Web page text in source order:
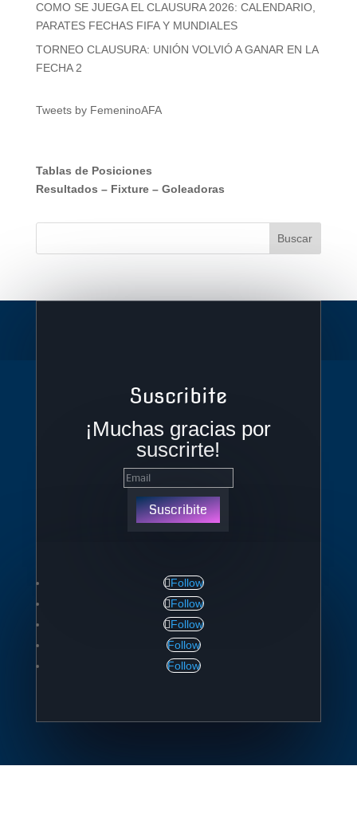
COMO SE JUEGA EL CLAUSURA 2026: CALENDARIO,
PARATES FECHAS FIFA Y MUNDIALES
TORNEO CLAUSURA: UNIÓN VOLVIÓ A GANAR EN LA
FECHA 2
Tweets by FemeninoAFA
Tablas de Posiciones
Resultados – Fixture– Goleadoras
Suscribite
¡Muchas gracias por
suscrirte!
Suscribite
Follow
Follow
Follow
Follow
Follow